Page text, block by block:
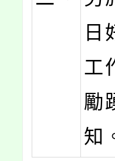
日
工
勵
知